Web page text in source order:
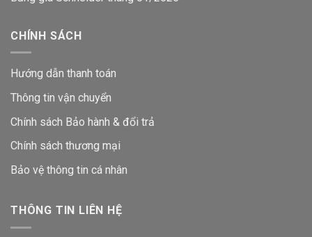
CHÍNH SÁCH
Hướng dẫn thanh toán
Thông tin vận chuyển
Chính sách Bảo hành & đổi trả
Chính sách thương mại
Bảo vệ thông tin cá nhân
THÔNG TIN LIÊN HỆ